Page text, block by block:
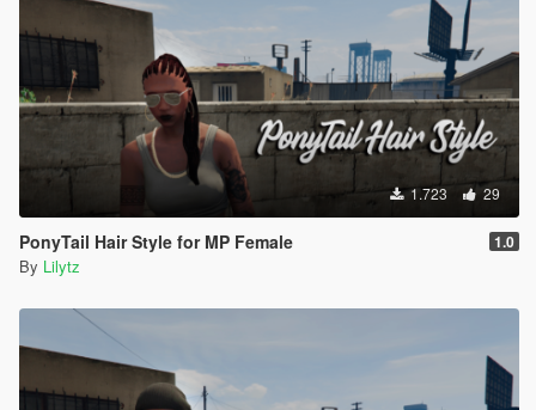
1.723 29
PonyTail Hair Style for MP Female 1.0
By Lilytz